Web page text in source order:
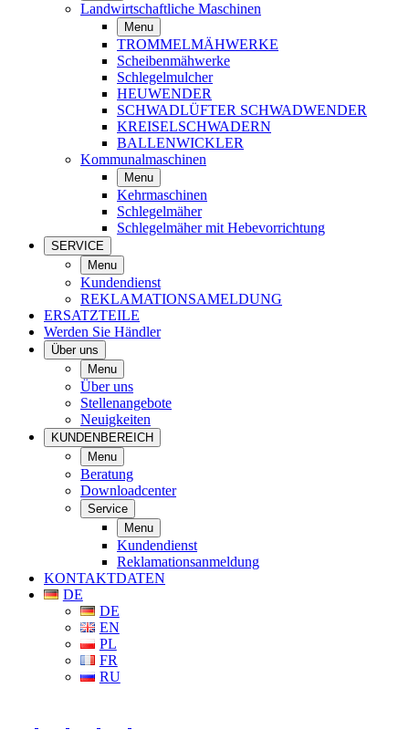
Landwirtschaftliche Maschinen
Menu
TROMMELMÄHWERKE
Scheibenmähwerke
Schlegelmulcher
HEUWENDER
SCHWADLÜFTER SCHWADWENDER
KREISELSCHWADERN
BALLENWICKLER
Kommunalmaschinen
Menu
Kehrmaschinen
Schlegelmäher
Schlegelmäher mit Hebevorrichtung
SERVICE
Menu
Kundendienst
REKLAMATIONSAMELDUNG
ERSATZTEILE
Werden Sie Händler
Über uns
Menu
Über uns
Stellenangebote
Neuigkeiten
KUNDENBEREICH
Menu
Beratung
Downloadcenter
Service
Menu
Kundendienst
Reklamationsanmeldung
KONTAKTDATEN
DE
DE
EN
PL
FR
RU